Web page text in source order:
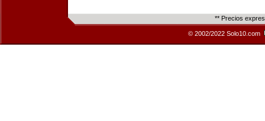
** Precios
© 2002/2022 Solo10.com